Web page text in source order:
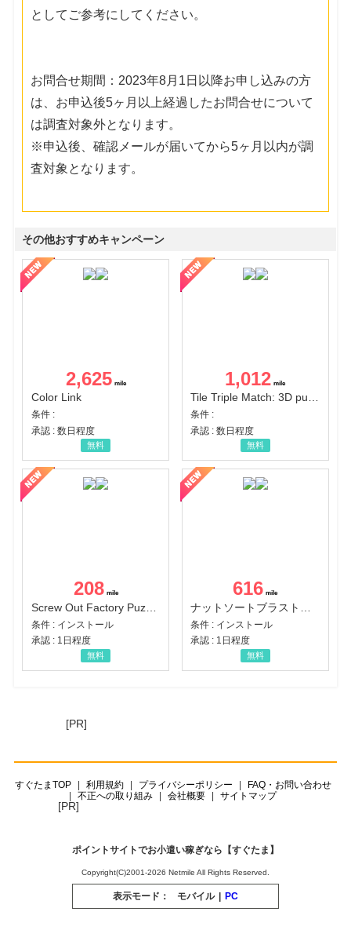
としてご参考にしてください。
お問合せ期間：2023年8月1日以降お申し込みの方
は、お申込後5ヶ月以上経過したお問合せについて
は調査対象外となります。
※申込後、確認メールが届いてから5ヶ月以内が調
査対象となります。
その他おすすめキャンペーン
2,625
Color Link
条件 :
承認 : 数日程度
無料
1,012
Tile Triple Match: 3D puzzle
条件 :
承認 : 数日程度
無料
208
Screw Out Factory Puzzle 3D（経験値バーのマイルストーンを5にする（ユーザーレベル5に到達する））（Android）
条件 : インストール
承認 : 1日程度
無料
616
条件 : インストール
承認 : 1日程度
無料
[PR]
すぐたまTOP 利用規約 プライバシーポリシー
FAQ・お問い合わせ
不正への取り組み
会社概要 サイトマップ
[PR]
ポイントサイトでお小遣い稼ぎなら【すぐたま】
Copyright(C)2001-2026 Netmile All Rights Reserved.
表示モード： モバイル | PC